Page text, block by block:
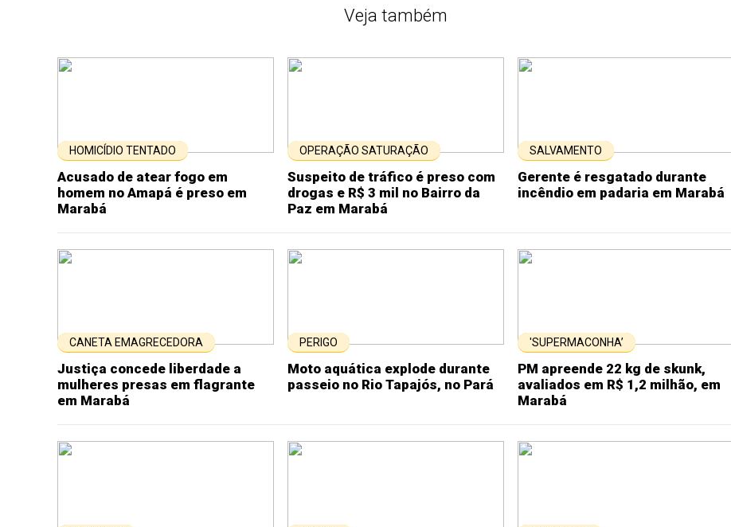
Veja também
HOMICÍDIO TENTADO
Acusado de atear fogo em
homem no Amapá é preso em
Marabá
OPERAÇÃO SATURAÇÃO
Suspeito de tráfico é preso com
drogas e R$ 3 mil no Bairro da
Paz em Marabá
SALVAMENTO
Gerente é resgatado durante
incêndio em padaria em Marabá
CANETA EMAGRECEDORA
Justiça concede liberdade a
mulheres presas em flagrante
em Marabá
PERIGO
Moto aquática explode durante
passeio no Rio Tapajós, no Pará
'SUPERMACONHA’
PM apreende 22 kg de skunk,
avaliados em R$ 1,2 milhão, em
Marabá